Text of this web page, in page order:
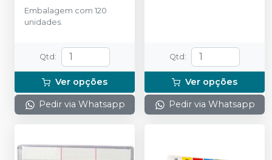
Embalagem com 120
unidades.
Qtd :
Ver opções
Pedir via Whatsapp
Qtd :
Ver opções
Pedir via Whatsapp